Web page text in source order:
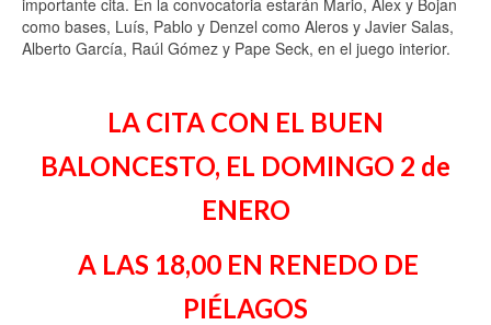
importante cita. En la convocatoria estarán Mario, Alex y Bojan
como bases, Luís, Pablo y Denzel como Aleros y Javier Salas,
Alberto García, Raúl Gómez y Pape Seck, en el juego interior.
LA CITA CON EL BUEN
BALONCESTO, EL DOMINGO 2 de
ENERO
A LAS 18,00 EN RENEDO DE
PIÉLAGOS